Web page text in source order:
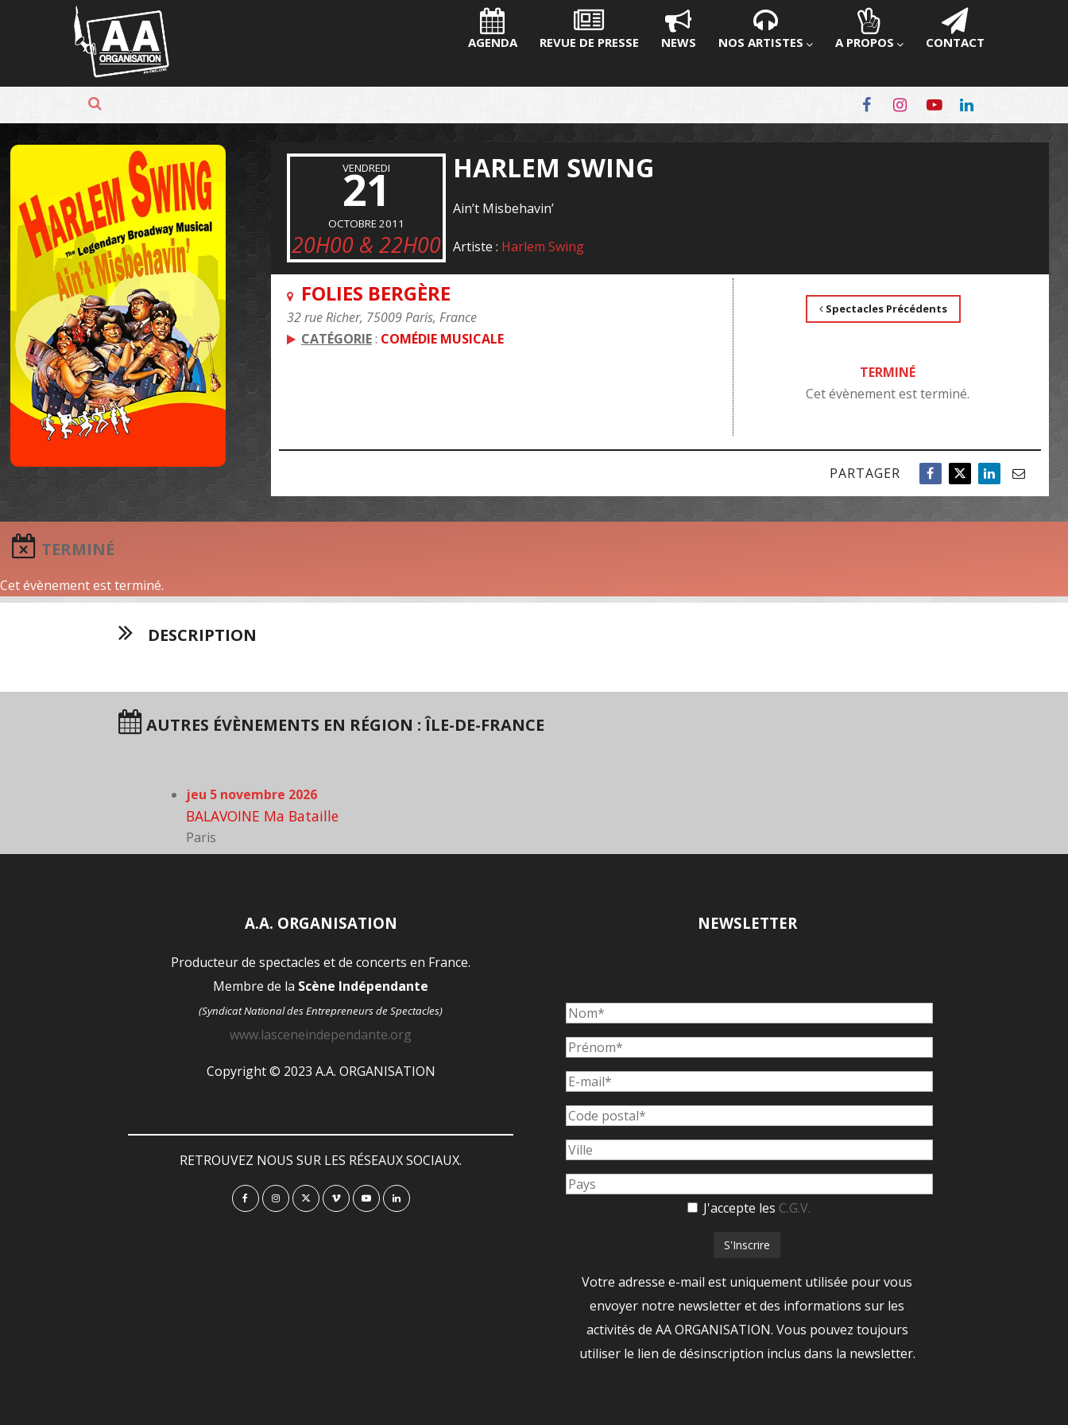
Panneau de gestion des cookies
AGENDA REVUE DE PRESSE NEWS NOS ARTISTES A PROPOS CONTACT
VENDREDI
21
OCTOBRE 2011
20H00 & 22H00
HARLEM SWING
Ain’t Misbehavin’
Artiste : Harlem Swing
FOLIES BERGÈRE
32 rue Richer, 75009 Paris, France
CATÉGORIE: COMÉDIE MUSICALE
Spectacles Précédents
TERMINÉ
Cet évènement est terminé.
PARTAGER
TERMINÉ
Cet évènement est terminé.
DESCRIPTION
AUTRES ÉVÈNEMENTS EN RÉGION : ÎLE-DE-FRANCE
jeu 5 novembre 2026
BALAVOINE Ma Bataille
Paris
A.A. ORGANISATION
Producteur de spectacles et de concerts en France.
Membre de la Scène Indépendante
(Syndicat National des Entrepreneurs de Spectacles)
www.lasceneindependante.org
Copyright © 2023 A.A. ORGANISATION
RETROUVEZ NOUS SUR LES RÉSEAUX SOCIAUX.
NEWSLETTER
J'accepte les C.G.V.
Votre adresse e-mail est uniquement utilisée pour vous
envoyer notre newsletter et des informations sur les
activités de AA ORGANISATION. Vous pouvez toujours
utiliser le lien de désinscription inclus dans la newsletter.